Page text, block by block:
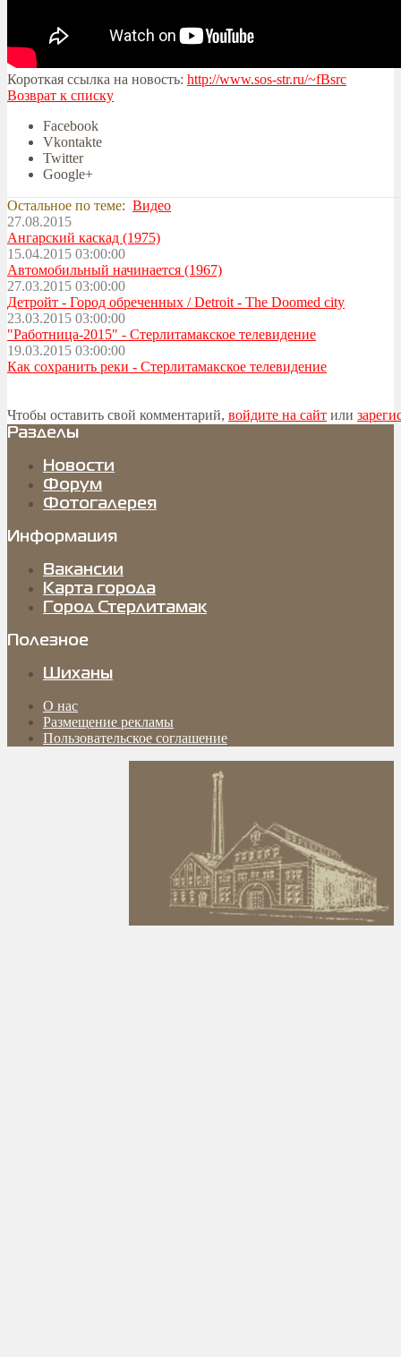
Короткая ссылка на новость: http://www.sos-str.ru/~fBsrc
Возврат к списку
Facebook
Vkontakte
Twitter
Google+
Остальное по теме: Видео
27.08.2015
Ангарский каскад (1975)
15.04.2015 03:00:00
Автомобильный начинается (1967)
27.03.2015 03:00:00
Детройт - Город обреченных / Detroit - The Doomed city
23.03.2015 03:00:00
"Работница-2015" - Стерлитамакское телевидение
19.03.2015 03:00:00
Как сохранить реки - Стерлитамакское телевидение
Чтобы оставить свой комментарий, войдите на сайт или
Разделы
Новости
Форум
Фотогалерея
Информация
Вакансии
Карта города
Город Стерлитамак
Полезное
Шиханы
О нас
Размещение рекламы
Пользовательское соглашение